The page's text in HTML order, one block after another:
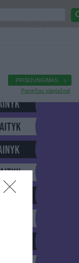
PRISIJUNGIMAS
Pamiršau slaptažodį